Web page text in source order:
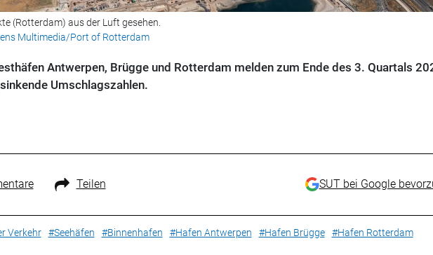
(Rotterdam) aus der Luft gesehen.
Multimedia/Port of Rotterdam
Antwerpen, Brügge und Rotterdam melden zum Ende des 3. Quartals
Umschlagszahlen.
Teilen SUT bei Google
Verkehr #Seehäfen #Binnenhafen #Hafen Antwerpen #Hafen Brügge #Hafen Rotterdam